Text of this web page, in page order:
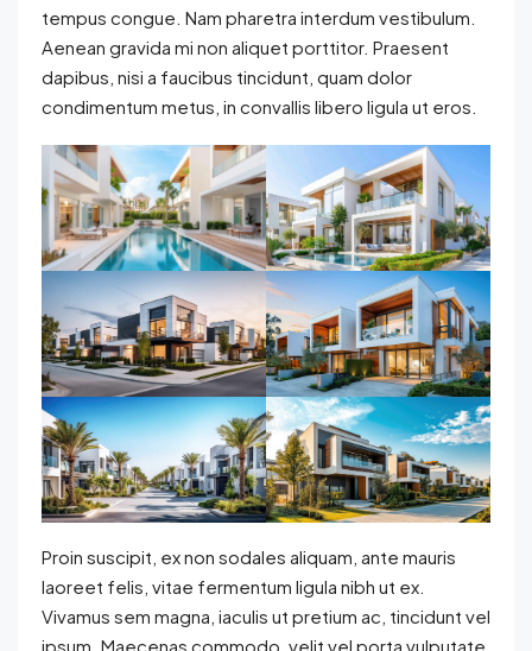
tempus congue. Nam pharetra interdum vestibulum.
Aenean gravida mi non aliquet porttitor. Praesent
dapibus, nisi a faucibus tincidunt, quam dolor
condimentum metus, in convallis libero ligula ut eros.
Proin suscipit, ex non sodales aliquam, ante mauris
laoreet felis, vitae fermentum ligula nibh ut ex.
Vivamus sem magna, iaculis ut pretium ac, tincidunt vel
ipsum. Maecenas commodo, velit vel porta vulputate,